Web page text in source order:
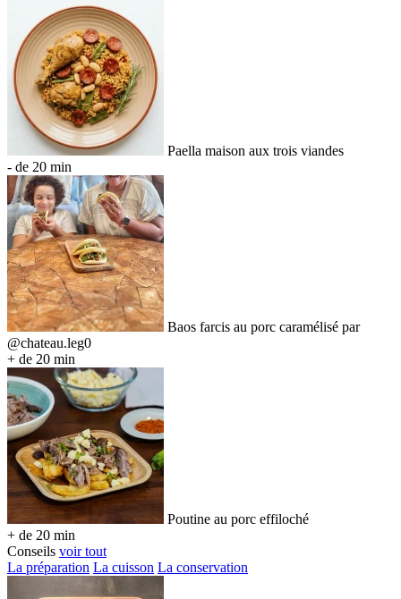
Paella maison aux trois viandes
- de 20 min
Baos farcis au porc caramélisé par
@chateau.leg0
+ de 20 min
Poutine au porc effiloché
+ de 20 min
Conseils voir tout
La préparation La cuisson La conservation